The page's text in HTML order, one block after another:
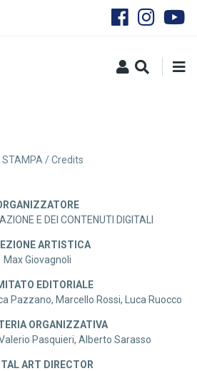
STAMPA Credits
E DEI CONTENUTI DIGITALI
ARTISTICA
Max Giovagnoli
EDITORIALE
Pazzano, Marcello Rossi, Luca Ruocco
ORGANIZZATIVA
Pasquieri, Alberto Sarasso
ART DIRECTOR